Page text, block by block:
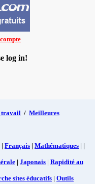
log in!
travail / Meilleures
| Français | Mathématiques | |
| Japonais | Rapidité au
sites éducatifs | Outils